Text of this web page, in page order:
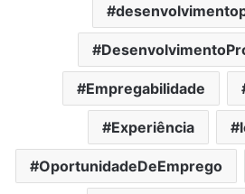
Empregabilidade
Experiência
OportunidadeDeEmprego